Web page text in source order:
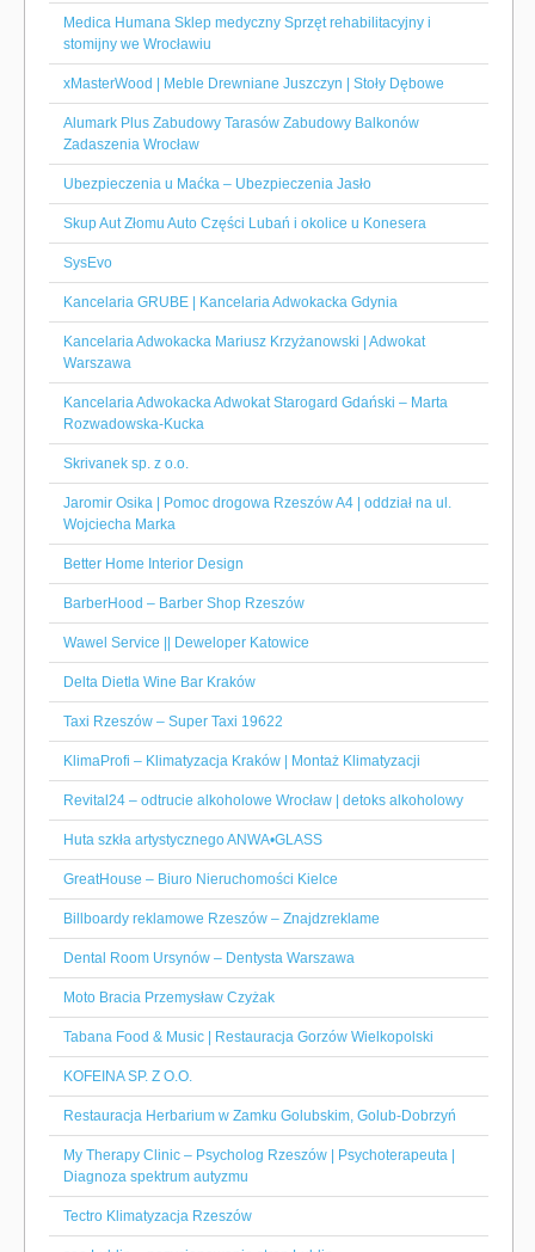
Medica Humana Sklep medyczny Sprzęt rehabilitacyjny i
stomijny we Wrocławiu
xMasterWood | Meble Drewniane Juszczyn | Stoły Dębowe
Alumark Plus Zabudowy Tarasów Zabudowy Balkonów
Zadaszenia Wrocław
Ubezpieczenia u Maćka – Ubezpieczenia Jasło
Skup Aut Złomu Auto Części Lubań i okolice u Konesera
SysEvo
Kancelaria GRUBE | Kancelaria Adwokacka Gdynia
Kancelaria Adwokacka Mariusz Krzyżanowski | Adwokat
Warszawa
Kancelaria Adwokacka Adwokat Starogard Gdański – Marta
Rozwadowska-Kucka
Skrivanek sp. z o.o.
Jaromir Osika | Pomoc drogowa Rzeszów A4 | oddział na ul.
Wojciecha Marka
Better Home Interior Design
BarberHood – Barber Shop Rzeszów
Wawel Service || Deweloper Katowice
Delta Dietla Wine Bar Kraków
Taxi Rzeszów – Super Taxi 19622
KlimaProfi – Klimatyzacja Kraków | Montaż Klimatyzacji
Revital24 – odtrucie alkoholowe Wrocław | detoks alkoholowy
Huta szkła artystycznego ANWA•GLASS
GreatHouse – Biuro Nieruchomości Kielce
Billboardy reklamowe Rzeszów – Znajdzreklame
Dental Room Ursynów – Dentysta Warszawa
Moto Bracia Przemysław Czyżak
Tabana Food & Music | Restauracja Gorzów Wielkopolski
KOFEINA SP. Z O.O.
Restauracja Herbarium w Zamku Golubskim, Golub-Dobrzyń
My Therapy Clinic – Psycholog Rzeszów | Psychoterapeuta |
Diagnoza spektrum autyzmu
Tectro Klimatyzacja Rzeszów